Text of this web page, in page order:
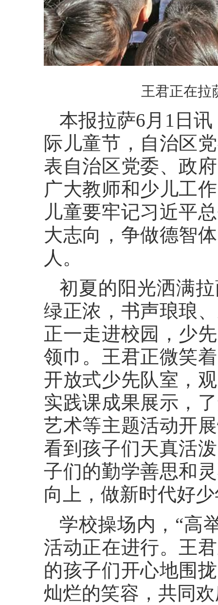
王君正在拉
本报拉萨6月1日
际儿童节，自治区
表自治区党委、政
广大教师和少儿工
儿童要牢记习近平
大志向，争做德智
人。
初夏的阳光洒满
绿正浓，书声琅琅
正一走进校园，少
领巾。王君正微笑
开放式少先队室，
实践课成果展示，
艺术等主题活动开
看到孩子们天真活
子们的勤学善思和
向上，做新时代好
学校操场内，“高
活动正在进行。王
的孩子们开心地围
灿烂的笑容，共同